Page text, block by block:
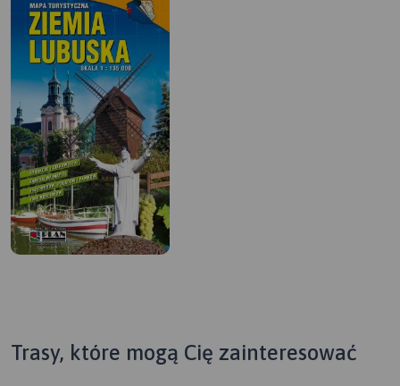
Trasy, które mogą Cię zainteresować